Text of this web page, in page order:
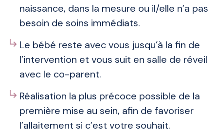
naissance, dans la mesure ou il/elle n’a pas
besoin de soins immédiats.
Le bébé reste avec vous jusqu’à la fin de
l’intervention et vous suit en salle de réveil
avec le co-parent.
Réalisation la plus précoce possible de la
première mise au sein, afin de favoriser
l’allaitement si c’est votre souhait.